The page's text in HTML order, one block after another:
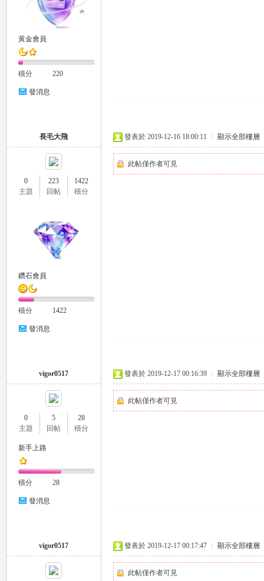
黃金會員
積分 220
發消息
長毛大飛
0
主題
223
回帖
1422
積分
鑽石會員
積分 1422
發消息
發表於 2019-12-16 18:00:11 顯示全部樓層
此帖僅作者可見
vigor0517
0
主題
5
回帖
28
積分
新手上路
積分 28
發消息
發表於 2019-12-17 00:16:39 顯示全部樓層
此帖僅作者可見
vigor0517 發表於 2019-12-17 00:17:47 顯示全部樓層
此帖僅作者可見